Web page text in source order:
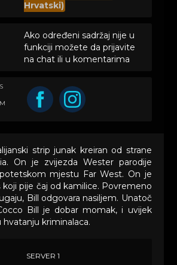
Hrvatski)
Ako određeni sadržaj nije u
funkciji možete da prijavite
na chat ili u komentarima
strip junak kreiran od strane
On je zvijezda Wester parodije
mjestu Far West. On je
koji pije čaj od kamilice. Povremeno
Bill odgovara nasiljem. Unatoč
Bill je dobar momak, i uvijek
kriminalaca.
SERVER 1